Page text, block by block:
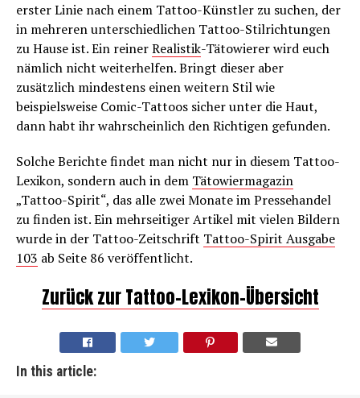
erster Linie nach einem Tattoo-Künstler zu suchen, der
in mehreren unterschiedlichen Tattoo-Stilrichtungen
zu Hause ist. Ein reinerRealistik-Tätowierer wird euch
nämlich nicht weiterhelfen. Bringt dieser aber
zusätzlich mindestens einen weitern Stil wie
beispielsweise Comic-Tattoos sicher unter die Haut,
dann habt ihr wahrscheinlich den Richtigen gefunden.
Solche Berichte findet man nicht nur in diesem Tattoo-
Lexikon, sondern auch in dem Tätowiermagazin
„Tattoo-Spirit“, das alle zwei Monate im Pressehandel
zu finden ist. Ein mehrseitiger Artikel mit vielen Bildern
wurde in der Tattoo-Zeitschrift Tattoo-Spirit Ausgabe
103 ab Seite 86 veröffentlicht.
Zurück zur Tattoo-Lexikon-Übersicht
In this article: